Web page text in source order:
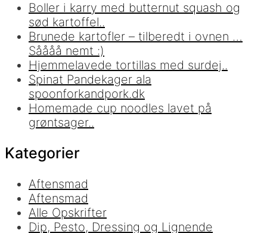
Boller i karry med butternut squash og
sød kartoffel..
Brunede kartofler – tilberedt i ovnen …
Såååå nemt :)
Hjemmelavede tortillas med surdej..
Spinat Pandekager ala
spoonforkandpork.dk
Homemade cup noodles lavet på
grøntsager..
Kategorier
Aftensmad
Aftensmad
Alle Opskrifter
Dip, Pesto, Dressing og Lignende